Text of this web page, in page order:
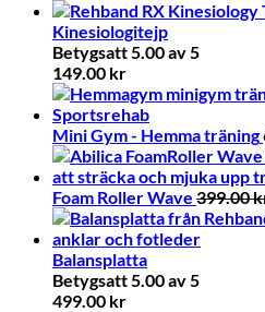
Kinesiologitejp
Betygsatt 5.00av 5
149.00 kr
Mini Gym - Hemma träning
Foam Roller Wave 399.00
Balansplatta
Betygsatt 5.00av 5
499.00 kr